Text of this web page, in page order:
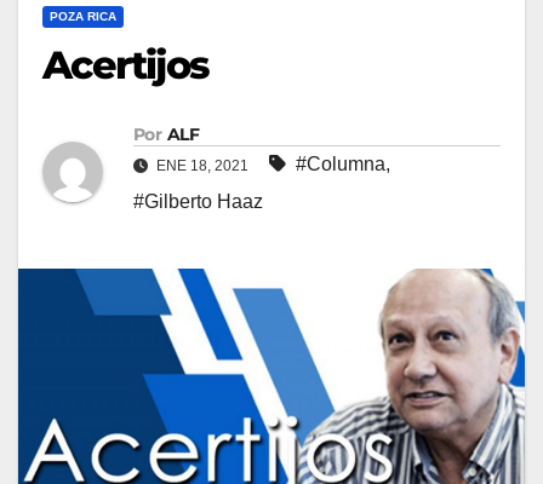
POZA RICA
Acertijos
Por ALF
ENE 18, 2021 #Columna,
#Gilberto Haaz